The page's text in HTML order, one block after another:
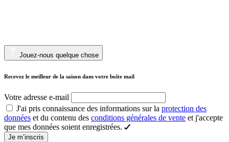
Jouez-nous quelque chose
Recevez le meilleur de la saison dans votre boîte mail
Votre adresse e-mail
J'ai pris connaissance des informations sur la protection des
données et du contenu des conditions générales de vente et j'accepte
que mes données soient enregistrées.
Je m’inscris